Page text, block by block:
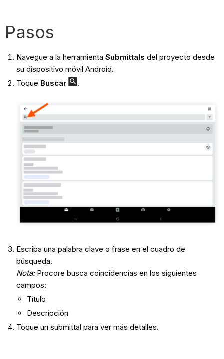
Pasos
Navegue a la herramienta Submittals del proyecto desde
su dispositivo móvil Android.
Toque Buscar .
Escriba una palabra clave o frase en el cuadro de
búsqueda.
Nota: Procore busca coincidencias en los siguientes
campos:
Título
Descripción
Toque un submittal para ver más detalles.